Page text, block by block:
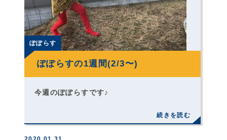
ぽぽらす
ぽぽらすの1週間(2/3〜)
今週のぽぽらすです♪